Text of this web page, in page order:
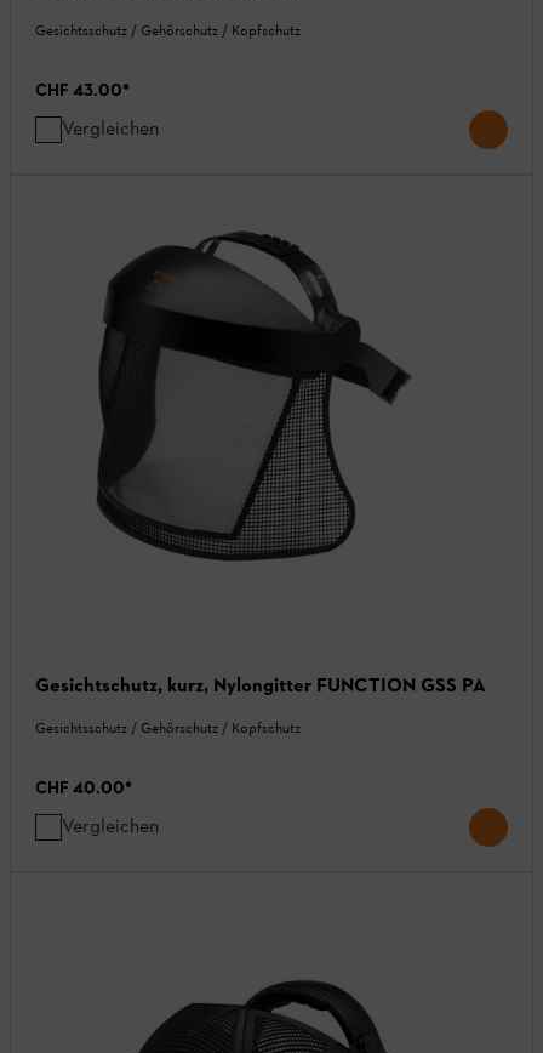
Gesichtsschutz / Gehörschutz / Kopfschutz
CHF 43.00*
Vergleichen
Gesichtschutz, kurz, Nylongitter FUNCTION GSS PA
Gesichtsschutz / Gehörschutz / Kopfschutz
CHF 40.00*
Vergleichen